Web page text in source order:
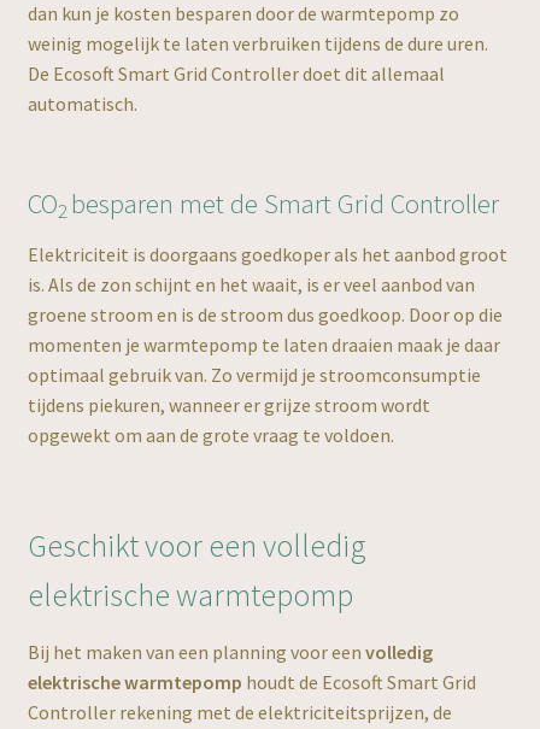
dan kun je kosten besparen door de warmtepomp zo
weinig mogelijk te laten verbruiken tijdens de dure uren.
De Ecosoft Smart Grid Controller doet dit allemaal
automatisch.
CO2 besparen met de Smart Grid Controller
Elektriciteit is doorgaans goedkoper als het aanbod groot
is. Als de zon schijnt en het waait, is er veel aanbod van
groene stroom en is de stroom dus goedkoop. Door op die
momenten je warmtepomp te laten draaien maak je daar
optimaal gebruik van. Zo vermijd je stroomconsumptie
tijdens piekuren, wanneer er grijze stroom wordt
opgewekt om aan de grote vraag te voldoen.
Geschikt voor een volledig
elektrische warmtepomp
Bij het maken van een planning voor een volledig
elektrische warmtepomp houdt de Ecosoft Smart Grid
Controller rekening met de elektriciteitsprijzen, de